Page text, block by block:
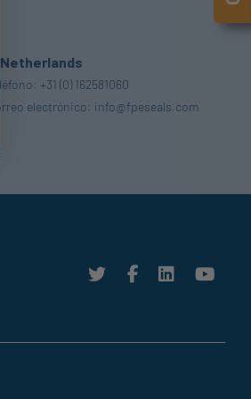
Netherlands
+31 (0) 162581060
electrónico: info@fpeseals.com